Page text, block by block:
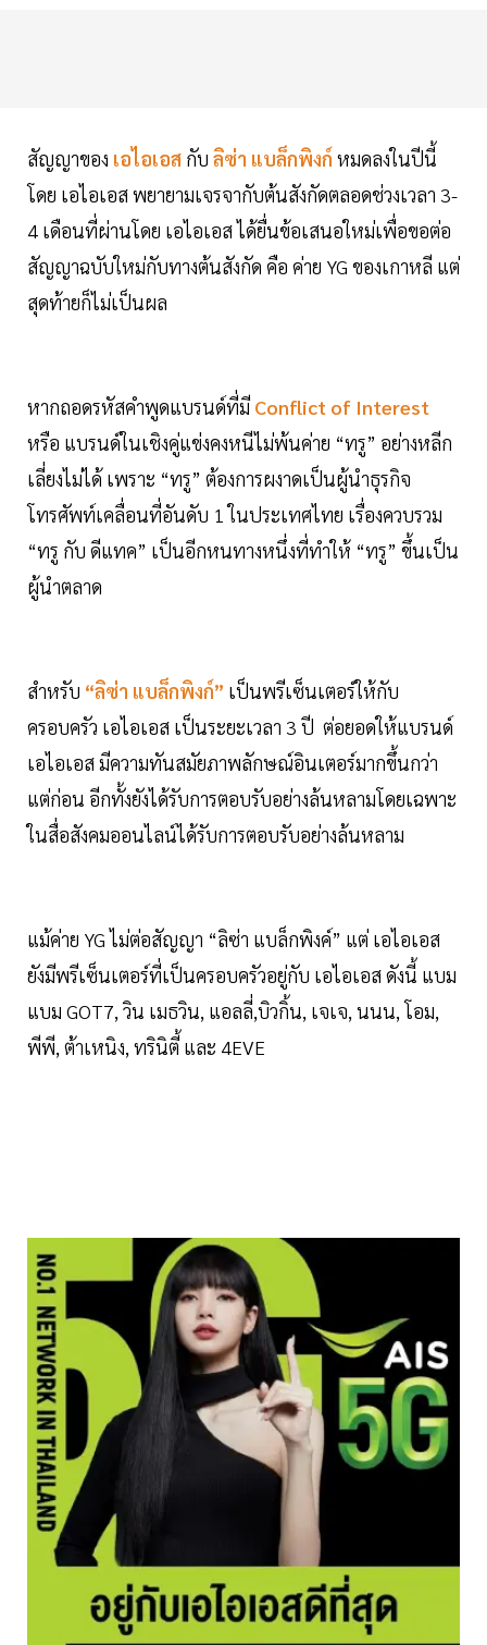
สัญญาของ เอไอเอส กับ ลิซ่า แบล็กพิงก์ หมดลงในปีนี้
โดย เอไอเอส พยายามเจรจากับต้นสังกัดตลอดช่วงเวลา 3-
4 เดือนที่ผ่านโดย เอไอเอส ได้ยื่นข้อเสนอใหม่เพื่อขอต่อ
สัญญาฉบับใหม่กับทางต้นสังกัด คือ ค่าย YG ของเกาหลี แต่
สุดท้ายก็ไม่เป็นผล
หากถอดรหัสคำพูดแบรนด์ที่มี Conflict of Interest
หรือ แบรนด์ในเชิงคู่แข่งคงหนีไม่พ้นค่าย “ทรู” อย่างหลีก
เลี่ยงไม่ได้ เพราะ “ทรู” ต้องการผงาดเป็นผู้นำธุรกิจ
โทรศัพท์เคลื่อนที่อันดับ 1 ในประเทศไทย เรื่องควบรวม
“ทรู กับ ดีแทค” เป็นอีกหนทางหนึ่งที่ทำให้ “ทรู” ขึ้นเป็น
ผู้นำตลาด
สำหรับ “ลิซ่า แบล็กพิงก์” เป็นพรีเซ็นเตอร์ให้กับ
ครอบครัว เอไอเอส เป็นระยะเวลา 3 ปี ต่อยอดให้แบรนด์
เอไอเอส มีความทันสมัยภาพลักษณ์อินเตอร์มากขึ้นกว่า
แต่ก่อน อีกทั้งยังได้รับการตอบรับอย่างล้นหลามโดยเฉพาะ
ในสื่อสังคมออนไลน์ได้รับการตอบรับอย่างล้นหลาม
แม้ค่าย YG ไม่ต่อสัญญา “ลิซ่า แบล็กพิงค์” แต่ เอไอเอส
ยังมีพรีเซ็นเตอร์ที่เป็นครอบครัวอยู่กับ เอไอเอส ดังนี้ แบม
แบม GOT7, วิน เมธวิน, แอลลี่,บิวกิ้น, เจเจ, นนน, โอม,
พีพี, ต้าเหนิง, ทรินิตี้ และ 4EVE